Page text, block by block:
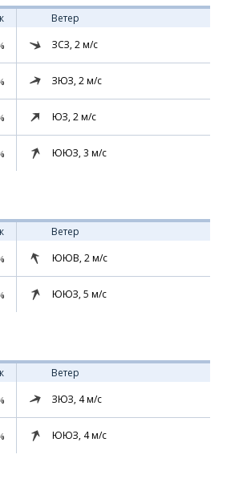
Ветер
ЗСЗ, 2м/с
ЗЮЗ, 2м/с
ЮЗ, 2м/с
ЮЮЗ, 3 м/с
Ветер
ЮЮВ, 2м/с
ЮЮЗ, 5 м/с
Ветер
ЗЮЗ, 4м/с
ЮЮЗ, 4м/с